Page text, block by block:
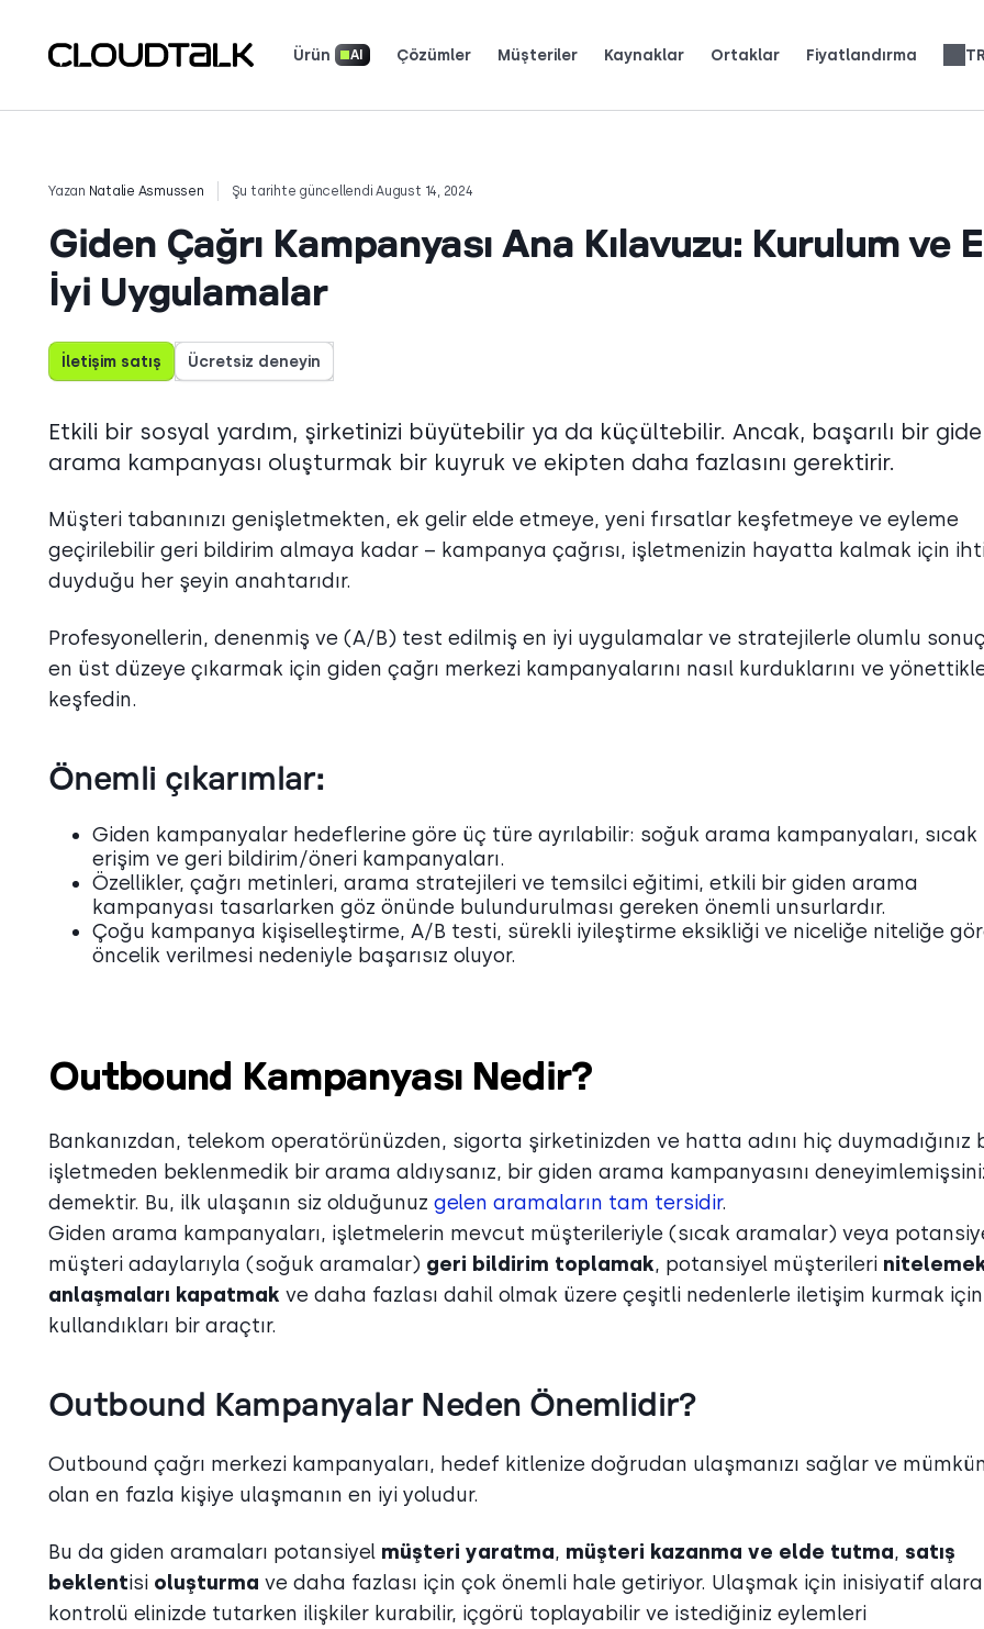
Ürün AI Çözümler Müşteriler Kaynaklar Ortaklar Fiyatlandırma
Yazan Natalie Asmussen Şu tarihte güncellendi August 14, 2024
Giden Çağrı Kampanyası Ana Kılavuzu: Kurulum ve
İyi Uygulamalar
İletişim satış Ücretsiz deneyin
Etkili bir sosyal yardım, şirketinizi büyütebilir ya da küçültebilir. Ancak, başarılı bir
arama kampanyası oluşturmak bir kuyruk ve ekipten daha fazlasını gerektirir.
Müşteri tabanınızı genişletmekten, ek gelir elde etmeye, yeni fırsatlar keşfetmeye ve eyleme
geçirilebilir geri bildirim almaya kadar – kampanya çağrısı, işletmenizin hayatta kalmak için
duyduğu her şeyin anahtarıdır.
Profesyonellerin, denenmiş ve (A/B) test edilmiş en iyi uygulamalar ve stratejilerle olumlu
en üst düzeye çıkarmak için giden çağrı merkezi kampanyalarını nasıl kurduklarını ve
keşfedin.
Önemli çıkarımlar:
Giden kampanyalar hedeflerine göre üç türe ayrılabilir: soğuk arama kampanyaları, sıcak
erişim ve geri bildirim/öneri kampanyaları.
Özellikler, çağrı metinleri, arama stratejileri ve temsilci eğitimi, etkili bir giden arama
kampanyası tasarlarken göz önünde bulundurulması gereken önemli unsurlardır.
Çoğu kampanya kişiselleştirme, A/B testi, sürekli iyileştirme eksikliği ve niceliğe niteliğe
öncelik verilmesi nedeniyle başarısız oluyor.
Outbound Kampanyası Nedir?
Bankanızdan, telekom operatörünüzden, sigorta şirketinizden ve hatta adını hiç duymadığınız
işletmeden beklenmedik bir arama aldıysanız, bir giden arama kampanyasını
demektir. Bu, ilk ulaşanın siz olduğunuz gelen aramaların tam tersidir.
Giden arama kampanyaları, işletmelerin mevcut müşterileriyle (sıcak aramalar) veya
müşteri adaylarıyla (soğuk aramalar) geri bildirim toplamak, potansiyel müşterileri
anlaşmaları kapatmak ve daha fazlası dahil olmak üzere çeşitli nedenlerle iletişim kurmak için
kullandıkları bir araçtır.
Outbound Kampanyalar Neden Önemlidir?
Outbound çağrı merkezi kampanyaları, hedef kitlenize doğrudan ulaşmanızı sağlar ve
olan en fazla kişiye ulaşmanın en iyi yoludur.
Bu da giden aramaları potansiyel müşteri yaratma, müşteri kazanma ve elde tutma, satış
beklentisi oluşturma ve daha fazlası için çok önemli hale getiriyor. Ulaşmak için inisiyatif
kontrolü elinizde tutarken ilişkiler kurabilir, içgörü toplayabilir ve istediğiniz eylemleri